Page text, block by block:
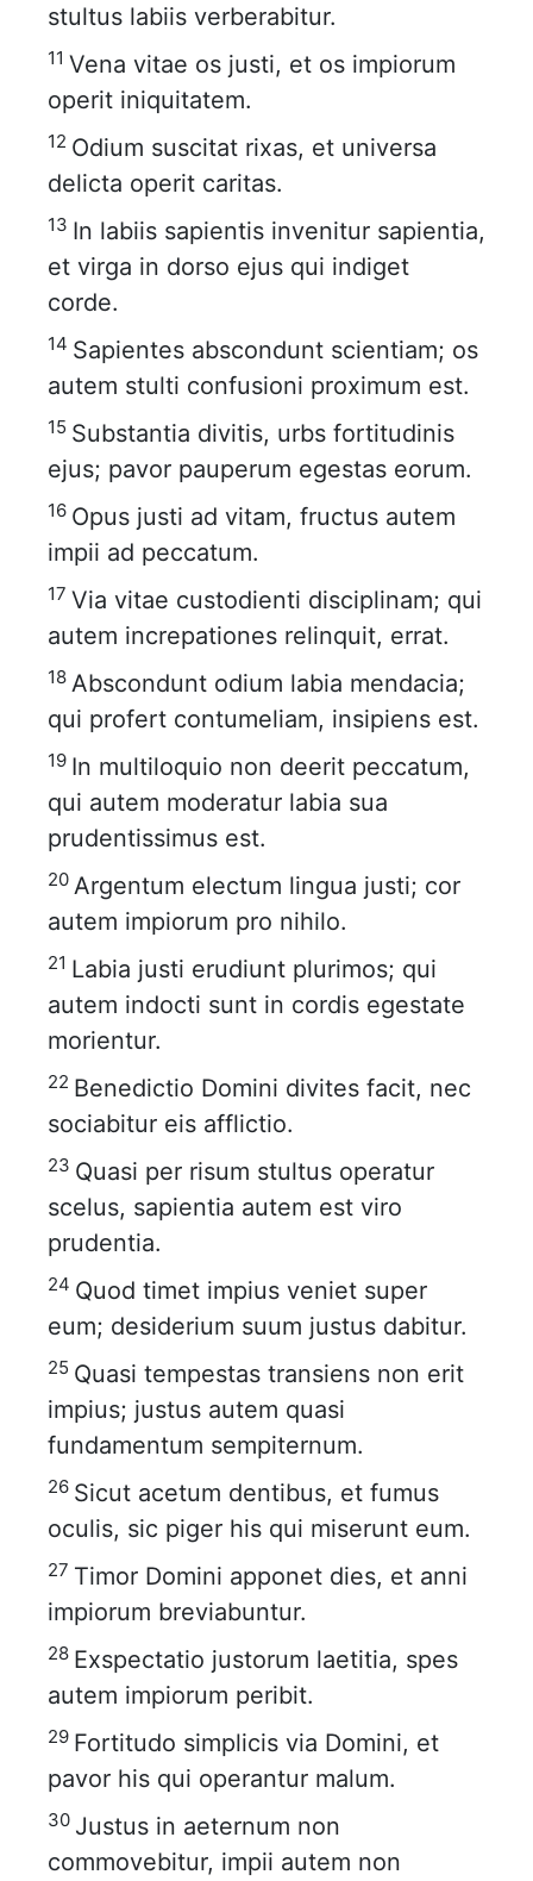
stultus labiis verberabitur.
11 Vena vitae os justi, et os impiorum
operit iniquitatem.
12 Odium suscitat rixas, et universa
delicta operit caritas.
13 In labiis sapientis invenitur sapientia,
et virga in dorso ejus qui indiget
corde.
14 Sapientes abscondunt scientiam; os
autem stulti confusioni proximum est.
15 Substantia divitis, urbs fortitudinis
ejus; pavor pauperum egestas eorum.
16 Opus justi ad vitam, fructus autem
impii ad peccatum.
17 Via vitae custodienti disciplinam; qui
autem increpationes relinquit, errat.
18 Abscondunt odium labia mendacia;
qui profert contumeliam, insipiens est.
19 In multiloquio non deerit peccatum,
qui autem moderatur labia sua
prudentissimus est.
20 Argentum electum lingua justi; cor
autem impiorum pro nihilo.
21 Labia justi erudiunt plurimos; qui
autem indocti sunt in cordis egestate
morientur.
22 Benedictio Domini divites facit, nec
sociabitur eis afflictio.
23 Quasi per risum stultus operatur
scelus, sapientia autem est viro
prudentia.
24 Quod timet impius veniet super
eum; desiderium suum justus dabitur.
25 Quasi tempestas transiens non erit
impius; justus autem quasi
fundamentum sempiternum.
26 Sicut acetum dentibus, et fumus
oculis, sic piger his qui miserunt eum.
27 Timor Domini apponet dies, et anni
impiorum breviabuntur.
28 Exspectatio justorum laetitia, spes
autem impiorum peribit.
29 Fortitudo simplicis via Domini, et
pavor his qui operantur malum.
30 Justus in aeternum non
commovebitur, impii autem non